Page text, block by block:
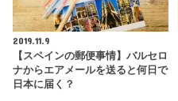
2019.11.9
【スペインの郵便事情】バルセロ
ナからエアメールを送ると何日で
日本に届く？